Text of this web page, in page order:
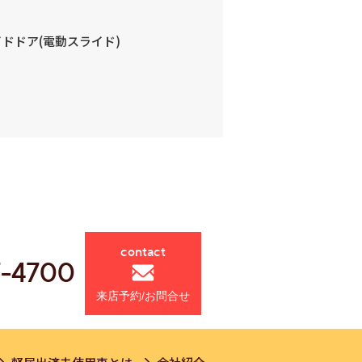
ドア(電動スライド)
4700
contact
来店予約/お問合せ